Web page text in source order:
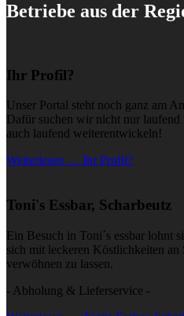
Betriebe aus der
Ihr Profil?
Unser Portal steht noch ganz am
Dafür suchen wir nicht nur
auch laufend weiterentwickeln!
Weiterlesen … Ihr Profil?
Toni's Essbar, Scharbeutz
Ein Besuch in Toni´s essbar lohnt
sich mit leckeren Köstlichkeiten an
verwöhnen zu lassen.
- Abholung & Lieferservice -